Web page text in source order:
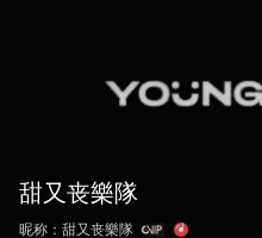
甜又丧樂隊
昵称： 甜又丧樂隊